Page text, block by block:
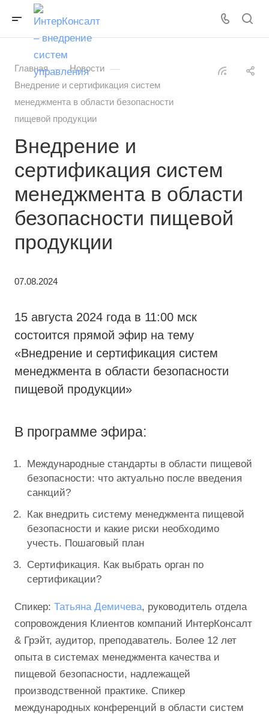
Главная — Новости —
Внедрение и сертификация систем
менеджмента в области безопасности
пищевой продукции
Внедрение и
сертификация систем
менеджмента в области
безопасности пищевой
продукции
07.08.2024
15 августа 2024 года в 11:00 мск
состоится прямой эфир на тему
«Внедрение и сертификация систем
менеджмента в области безопасности
пищевой продукции»
В программе эфира:
Международные стандарты в области пищевой
безопасности: что актуально после введения
санкций?
Как внедрить систему менеджмента пищевой
безопасности и какие риски необходимо
учесть. Пошаговый план
Сертификация. Как выбрать орган по
сертификации?
Спикер: Татьяна Демичева, руководитель отдела
сопровождения Клиентов компаний ИнтерКонсалт
& Грэйт, аудитор, преподаватель. Более 12 лет
опыта в системах менеджмента качества и
пищевой безопасности, надлежащей
производственной практике. Спикер
международных конференций в области систем